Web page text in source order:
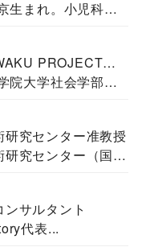
生まれ。小児科
PROJECT
士・社会福祉士
院大学社会学部福
究センター准教授
究センター（国際
サルタント
代表...